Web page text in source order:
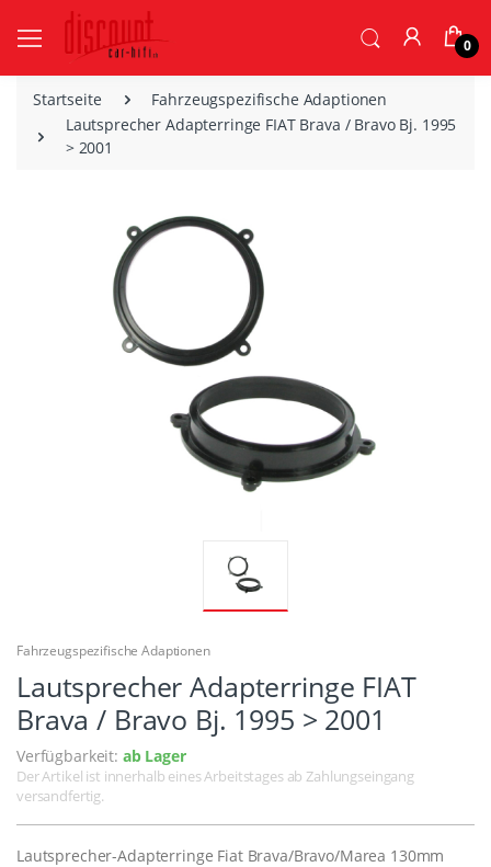
0
Startseite
Fahrzeugspezifische Adaptionen
Lautsprecher Adapterringe FIAT Brava / Bravo Bj. 1995
> 2001
Fahrzeugspezifische Adaptionen
Lautsprecher Adapterringe FIAT
Brava / Bravo Bj. 1995 > 2001
Verfügbarkeit: ab Lager
Der Artikel ist innerhalb eines Arbeitstages ab Zahlungseingang
versandfertig.
Lautsprecher-Adapterringe Fiat Brava/Bravo/Marea 130mm